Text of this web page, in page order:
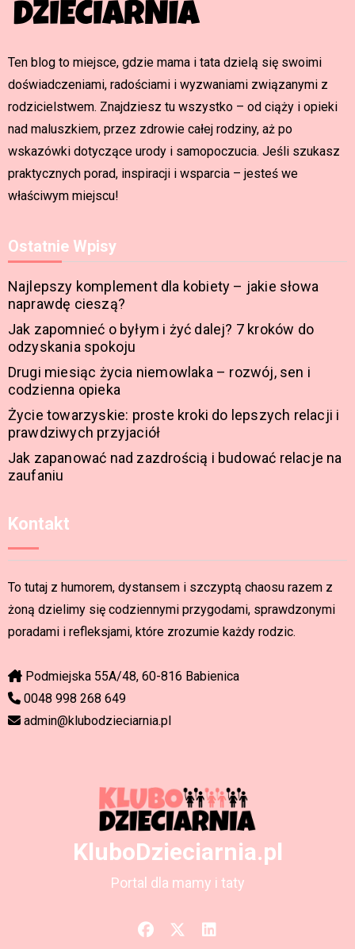
Ten blog to miejsce, gdzie mama i tata dzielą się swoimi
doświadczeniami, radościami i wyzwaniami związanymi z
rodzicielstwem. Znajdziesz tu wszystko – od ciąży i opieki
nad maluszkiem, przez zdrowie całej rodziny, aż po
wskazówki dotyczące urody i samopoczucia. Jeśli szukasz
praktycznych porad, inspiracji i wsparcia – jesteś we
właściwym miejscu!
Ostatnie Wpisy
Najlepszy komplement dla kobiety – jakie słowa
naprawdę cieszą?
Jak zapomnieć o byłym i żyć dalej? 7 kroków do
odzyskania spokoju
Drugi miesiąc życia niemowlaka – rozwój, sen i
codzienna opieka
Życie towarzyskie: proste kroki do lepszych relacji i
prawdziwych przyjaciół
Jak zapanować nad zazdrością i budować relacje na
zaufaniu
Kontakt
To tutaj z humorem, dystansem i szczyptą chaosu razem z
żoną dzielimy się codziennymi przygodami, sprawdzonymi
poradami i refleksjami, które zrozumie każdy rodzic.
Podmiejska 55A/48, 60-816 Babienica
0048 998 268 649
admin@klubodzieciarnia.pl
KluboDzieciarnia.pl
Portal dla mamy i taty